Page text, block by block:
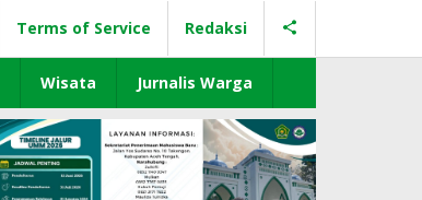
Terms of Service Redaksi
Wisata Jurnalis Warga